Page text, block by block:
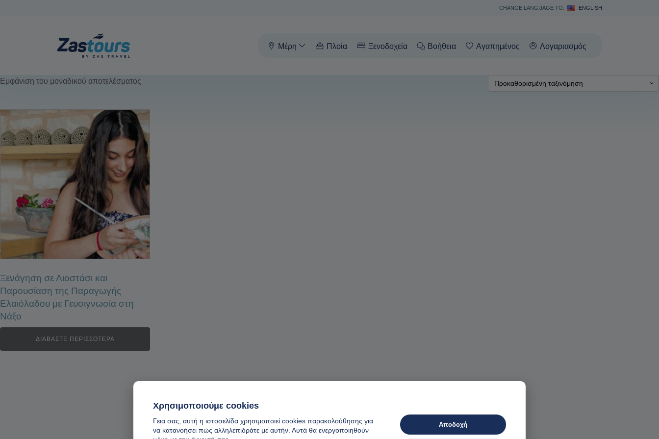
CHANGE LANGUAGE TO: ENGLISH
Μέρη Πλοία Ξενοδοχεία Βοήθεια Αγαπημένος Λογαριασμός
Εμφάνιση του μοναδικού αποτελέσματος
Ξενάγηση σε Λιοστάσι και
Παρουσίαση της Παραγωγής
Ελαιόλαδου με Γευσιγνωσία στη
Νάξο
ΔΙΑΒΆΣΤΕ ΠΕΡΙΣΣΌΤΕΡΑ
Χρησιμοποιούμε cookies
Γεια σας, αυτή η ιστοσελίδα χρησιμοποιεί cookies παρακολούθησης για
να κατανοήσει πώς αλληλεπιδράτε με αυτήν. Αυτά θα ενεργοποιηθούν
Αποδοχή